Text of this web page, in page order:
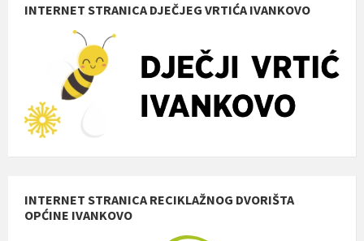
INTERNET STRANICA DJEČJEG VRTIĆA IVANKOVO
INTERNET STRANICA RECIKLAŽNOG DVORIŠTA
OPĆINE IVANKOVO